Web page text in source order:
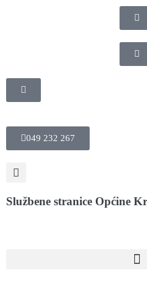
049 232 267
Službene stranice Općine